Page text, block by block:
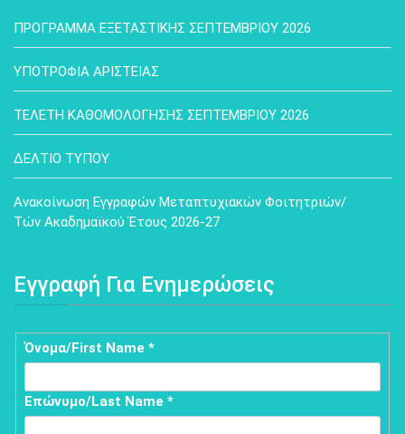
ΠΡΟΓΡΑΜΜΑ ΕΞΕΤΑΣΤΙΚΗΣ ΣΕΠΤΕΜΒΡΙΟΥ 2026
ΥΠΟΤΡΟΦΙΑ ΑΡΙΣΤΕΙΑΣ
ΤΕΛΕΤΗ ΚΑΘΟΜΟΛΟΓΗΣΗΣ ΣΕΠΤΕΜΒΡΙΟΥ 2026
ΔΕΛΤΙΟ ΤΥΠΟΥ
Ανακοίνωση Εγγραφών Μεταπτυχιακών Φοιτητριών/
Τών Ακαδημαϊκού Έτους 2026-27
Εγγραφή Για Ενημερώσεις
Εγγραφή
ενημερώσεις/Sign
Όνομα/First Name*
Επώνυμο/Last Name*
If
you
are
human,